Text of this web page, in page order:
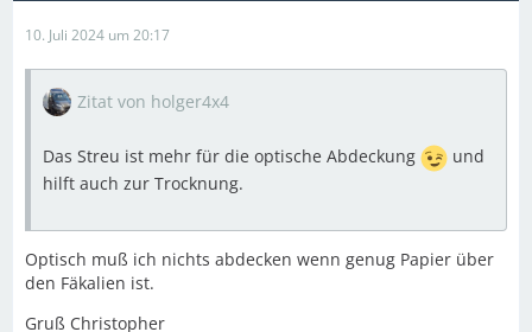
10. Juli 2024 um 20:17
Zitat von holger4x4
Das Streu ist mehr für die optische Abdeckung
und
hilft auch zur Trocknung.
Optisch muß ich nichts abdecken wenn genug Papier über
den Fäkalien ist.
Gruß Christopher